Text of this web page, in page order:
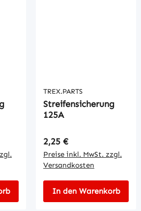
TREX.PARTS
Streifensicherung
125A
Regulärer Preis:
2,25 €
Preise inkl. MwSt. zzgl.
Versandkosten
In den Warenkorb